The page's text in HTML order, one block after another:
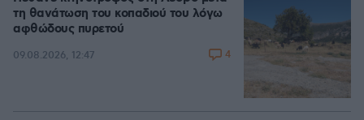
τη θανάτωση του κοπαδιού του λόγω
αφθώδους πυρετού
09.08.2026, 12:47 4